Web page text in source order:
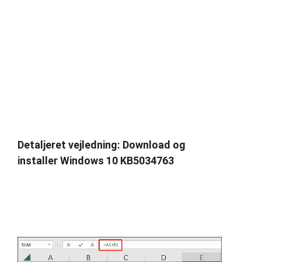
Detaljeret vejledning: Download og
installer Windows 10 KB5034763